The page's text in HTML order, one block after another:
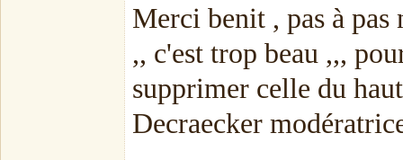
Merci benit , pas à
,, c'est trop beau ,,,
supprimer celle du
Decraecker